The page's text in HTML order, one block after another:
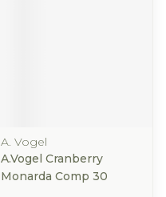
A. Vogel
A.Vogel Cranberry
Monarda Comp 30